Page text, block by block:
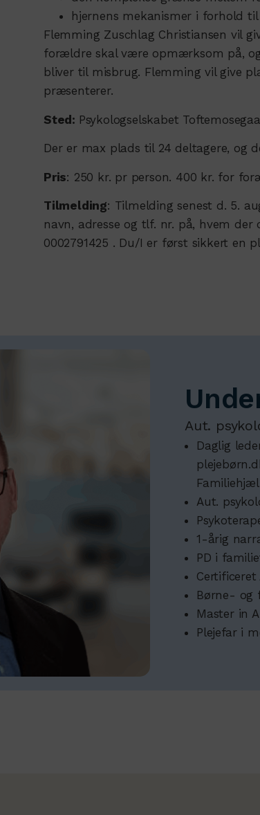
hjernens mekanismer i forhold
Flemming Zuschlag Christiansen vil
forældre skal være opmærksom på,
bliver til misbrug. Flemming vil give
præsenterer.
Sted: Psykologselskabet
Der er max plads til 24 deltagere, og
Pris: 250 kr. pr person. 400 kr. for
Tilmelding: Tilmelding senest d. 5.
navn, adresse og tlf. nr. på, hvem
0002791425 . Du/I er først sikkert en
Aut.
Daglig
Aut.
1-årig
PD i
Børne- og
Master in
Plejefar i